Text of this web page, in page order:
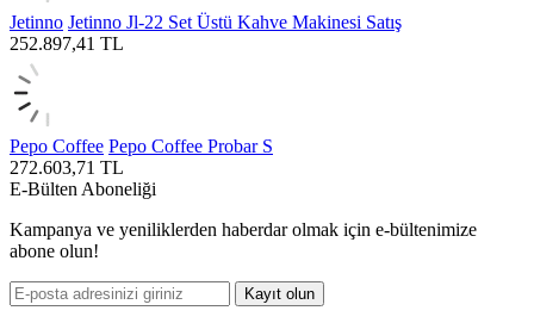
Jetinno Jetinno Jl-22 Set Üstü Kahve Makinesi Satış
252.897,41 TL
Pepo Coffee Pepo Coffee Probar S
272.603,71 TL
E-Bülten Aboneliği
Kampanya ve yeniliklerden haberdar olmak için e-bültenimize
abone olun!
Kayıt olun